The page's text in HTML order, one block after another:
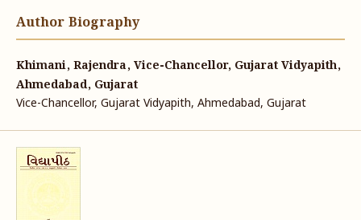
Author Biography
Khimani, Rajendra, Vice-Chancellor, Gujarat Vidyapith,
Ahmedabad, Gujarat
Vice-Chancellor, Gujarat Vidyapith, Ahmedabad, Gujarat